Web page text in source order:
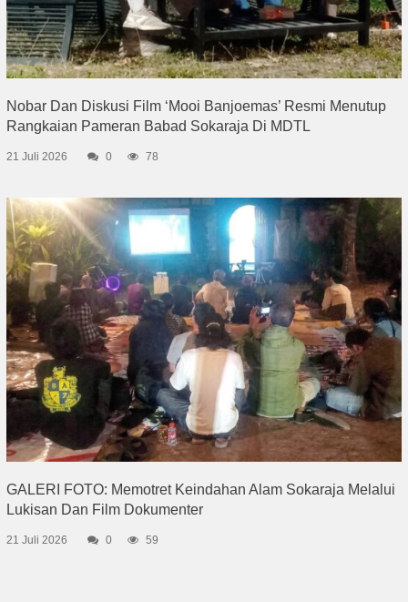
Nobar Dan Diskusi Film ‘Mooi Banjoemas’ Resmi Menutup
Rangkaian Pameran Babad Sokaraja Di MDTL
21 Juli 2026 0 78
GALERI FOTO: Memotret Keindahan Alam Sokaraja Melalui
Lukisan Dan Film Dokumenter
21 Juli 2026 0 59